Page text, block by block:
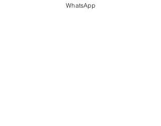
WhatsApp